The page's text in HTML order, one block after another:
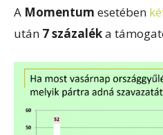
A Momentum esetében
után 7 százaléka